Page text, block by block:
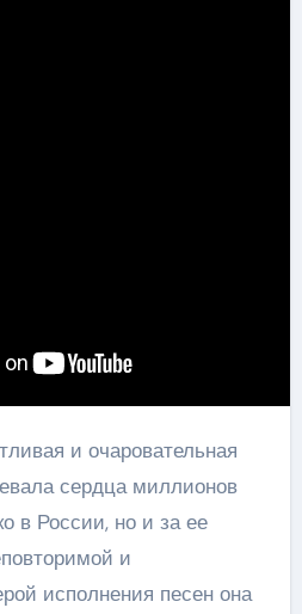
и очаровательная
сердца миллионов
в России, но и за ее
и
исполнения песен она